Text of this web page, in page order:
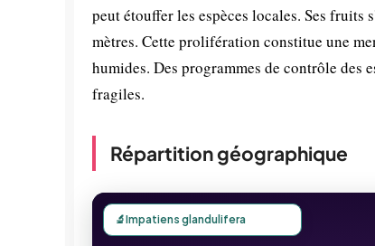
peut étouffer les espèces locales. Ses
mètres. Cette prolifération constitue une
humides. Des programmes de contrôle des
fragiles.
Répartition géographique